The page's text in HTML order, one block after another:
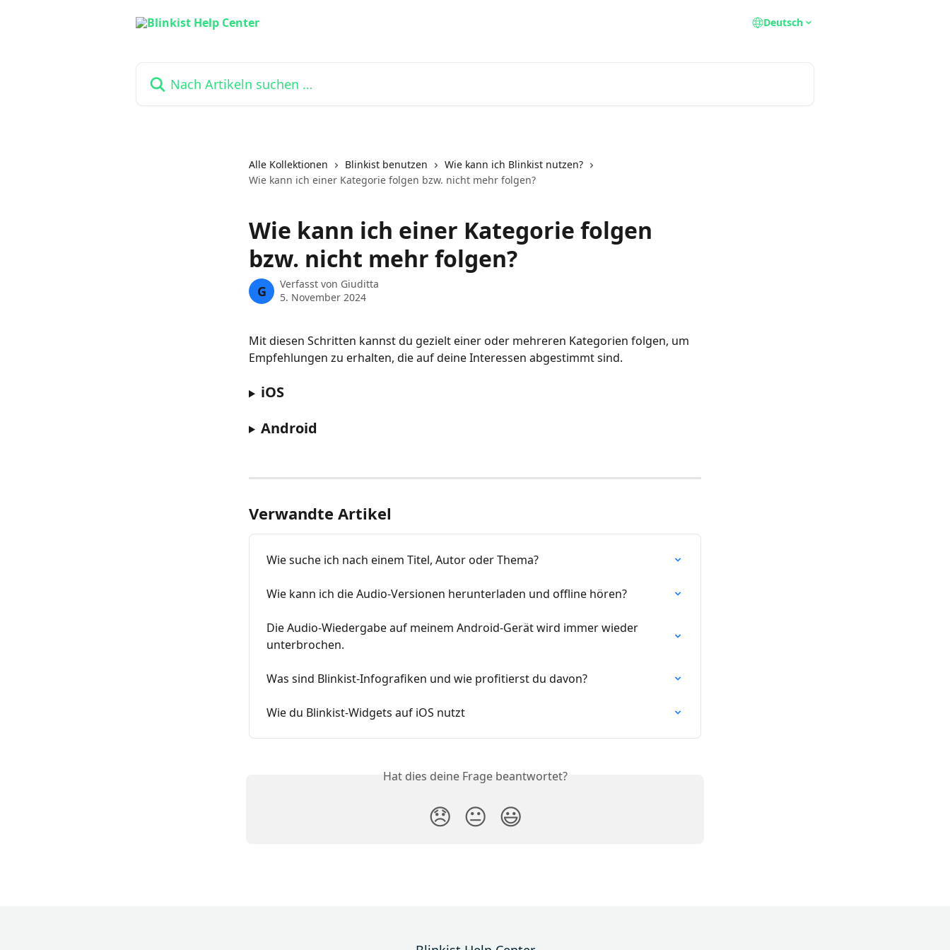
Deutsch
Alle Kollektionen Blinkist benutzen
Wie kann ich Blinkist nutzen?
Wie kann ich einer Kategorie folgen bzw. nicht mehr folgen?
Wie kann ich einer Kategorie folgen
bzw. nicht mehr folgen?
G Verfasst von Giuditta
5. November 2024
Mit diesen Schritten kannst du gezielt einer oder mehreren Kategorien folgen, um
Empfehlungen zu erhalten, die auf deine Interessen abgestimmt sind.
iOS
Android
Verwandte Artikel
Wie suche ich nach einem Titel, Autor oder Thema?
Wie kann ich die Audio-Versionen herunterladen und offline hören?
Die Audio-Wiedergabe auf meinem Android-Gerät wird immer wieder
unterbrochen.
Was sind Blinkist-Infografiken und wie profitierst du davon?
Wie du Blinkist‑Widgets auf iOS nutzt
Hat dies deine Frage beantwortet?
😞 😐 😃